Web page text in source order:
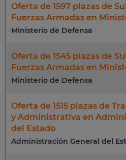
Oferta de 1597 plazas de
Fuerzas Armadas en
Ministerio de Defensa
Oferta de 1545 plazas de
Fuerzas Armadas en
Ministerio de Defensa
Oferta de 1515 plazas de
y Administrativa en
del Estado
Administración General del